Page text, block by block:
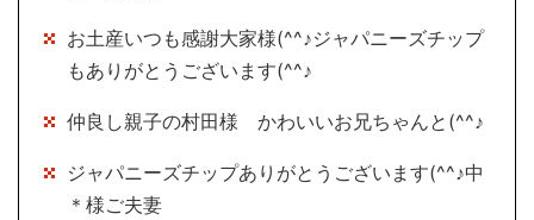
お土産いつも感謝大家様(^^♪ジャパニーズチップ
もありがとうございます(^^♪
仲良し親子の村田様 かわいいお兄ちゃんと(^^♪
ジャパニーズチップありがとうございます(^^♪中
＊様ご夫妻